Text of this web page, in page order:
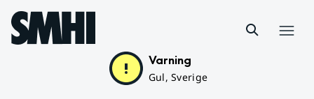
Hoppa till sidans innehåll
Varning
Gul, Sverige